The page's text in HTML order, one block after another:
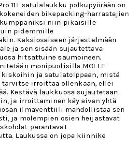
11L satulalaukku polkupyörään on
bikepacking-harrastajien
niin pikaisille
pidemmille
Kaksiosaiseen järjestelmään
ja sen sisään sujautettava
hitsattuine saumoineen.
monipuolisilla MOLLE-
ja satulatolppaan, mistä
irroittaa ollenkaan, ellei
Kestävä laukkuosa sujautetaan
ja irroittaminen käy aivan yhtä
ilmaventtiili mahdollistaa sen
ja molempien osien heijastavat
parantavat
Laukussa on jopa kiinnike